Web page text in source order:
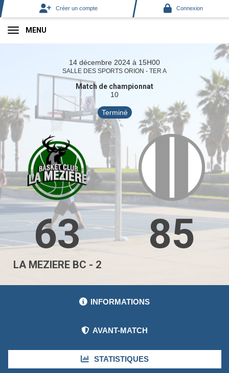
Créer un compte Connexion
MENU
14 décembre 2024 à 15H00
SALLE DES SPORTS ORION - TER A
Match de championnat
10
Terminé
63 85
LA MEZIERE BC - 2
INFORMATIONS
AVANT-MATCH
STATISTIQUES
Panneau de gestion des cookies